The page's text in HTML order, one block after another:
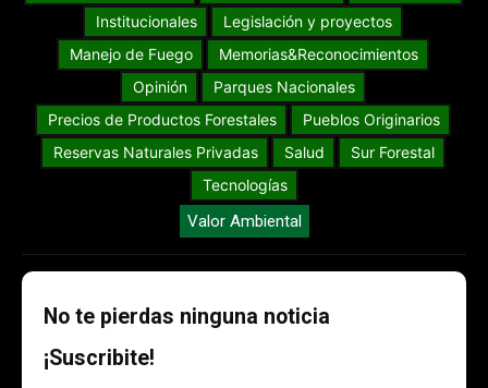
Institucionales
Legislación y proyectos
Manejo de Fuego
Memorias&Reconocimientos
Opinión
Parques Nacionales
Precios de Productos Forestales
Pueblos Originarios
Reservas Naturales Privadas
Salud
Sur Forestal
Tecnologías
Valor Ambiental
No te pierdas ninguna noticia
¡Suscribite!